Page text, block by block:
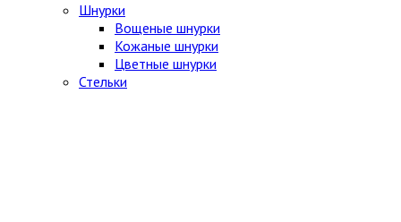
Шнурки
Вощеные шнурки
Кожаные шнурки
Цветные шнурки
Стельки